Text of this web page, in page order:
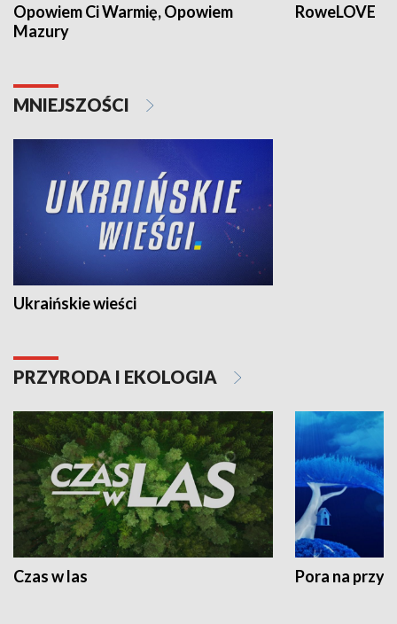
Opowiem Ci Warmię, Opowiem
Mazury
RoweLOVE
MNIEJSZOŚCI
Ukraińskie wieści
PRZYRODA I EKOLOGIA
Czas w las Pora na